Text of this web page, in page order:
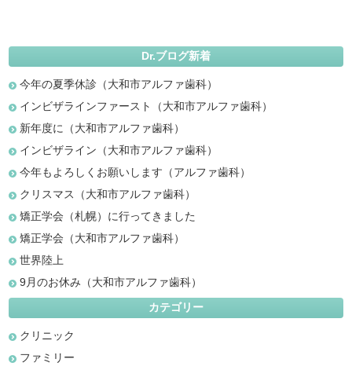
Dr.ブログ新着
今年の夏季休診（大和市アルファ歯科）
インビザラインファースト（大和市アルファ歯科）
新年度に（大和市アルファ歯科）
インビザライン（大和市アルファ歯科）
今年もよろしくお願いします（アルファ歯科）
クリスマス（大和市アルファ歯科）
矯正学会（札幌）に行ってきました
矯正学会（大和市アルファ歯科）
世界陸上
9月のお休み（大和市アルファ歯科）
カテゴリー
クリニック
ファミリー